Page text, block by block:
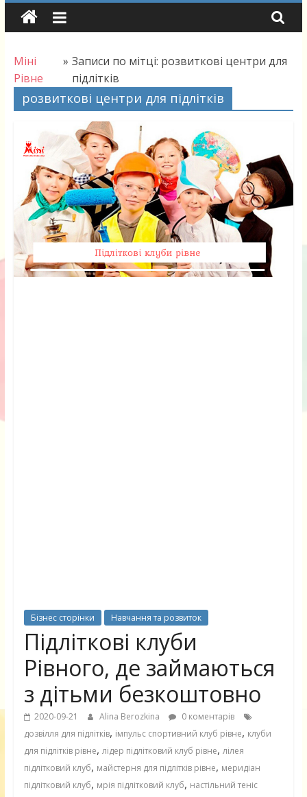
Skip
Міні
Рівне
» Записи по мітці: розвиткові центри для
підлітків
розвиткові центри для підлітків
Бізнес сторінки Навчання та розвиток
Підліткові клуби
Рівного, де займаються
з дітьми безкоштовно
2020-09-21 Alina Berozkina
0 коментарів
дозвілля для підлітків, імпульс спортивний клуб рівне, клуби
для підлітків рівне, лідер підлітковий клуб рівне, лілея
підлітковий клуб, майстерня для підлітків рівне, меридіан
підлітковий клуб, мрія підлітковий клуб, настільний теніс